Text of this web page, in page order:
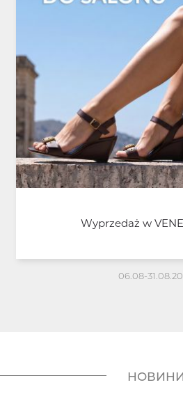
Wyprzedaż w
06.08-
НОВИНИ